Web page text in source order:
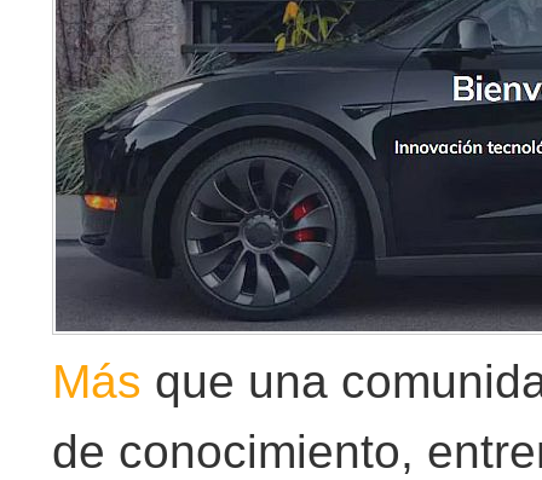
Más que una
de conocimiento,